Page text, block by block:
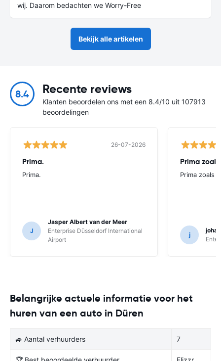
wij. Daarom bedachten we Worry-Free
Bekijk alle artikelen
8.4 Recente reviews
Klanten beoordelen ons met een 8.4/10 uit 107913
beoordelingen
26-07-2026
Prima.
Prima.
J
Jasper Albert van der Meer
Enterprise Düsseldorf International
Airport
Prima
Prima zoals
j
Belangrijke actuele informatie voor het
huren van een auto in Düren
🚙 Aantal verhuurders 7